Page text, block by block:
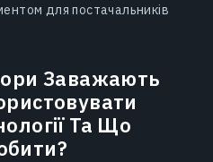
для постачальників
Заважають
Та Що